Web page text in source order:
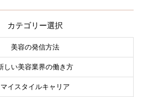
カテゴリー選択
美容の発信方法
しい美容業界の働き方
マイスタイルキャリア